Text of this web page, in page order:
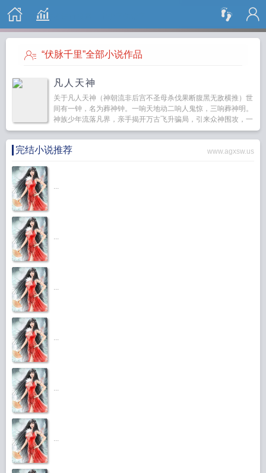
搜 索
“伏脉千里”全部小说作品
凡人天神
关于凡人天神（神朝流非后宫不圣母杀伐果断腹黑无敌横推）世
间有一钟，名为葬神钟。一响天地动二响人鬼惊，三响葬神明。
神族少年流落凡界，亲手揭开万古飞升骗局，引来众神围攻，一
怒之下，他自断飞升路，手持葬神钟，以人族...
完结小说推荐 www.agxsw.us
...
...
...
...
...
...